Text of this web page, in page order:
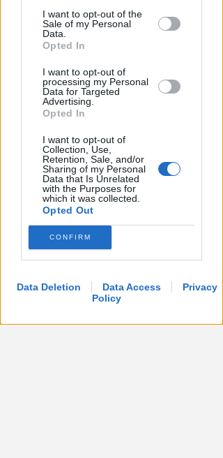
by us to third parties on the IAB’s List of
Downstream Participants that may
further disclose it to other third parties.
I want to opt-out of the
Sale of my Personal
Data.
Opted In
I want to opt-out of
processing my Personal
Data for Targeted
Advertising.
Opted In
I want to opt-out of
Collection, Use,
Retention, Sale, and/or
Sharing of my Personal
Data that Is Unrelated
with the Purposes for
which it was collected.
Opted Out
CONFIRM
Data Deletion Data Access
Privacy
Policy
Sicurezza a Riccione. Il M5S:
serve confronto politico serio e
non scaricabarile
Redazione
TANA VINCE A JESI
Scatta il torneo nazionale Open
femminile del Tennis Club